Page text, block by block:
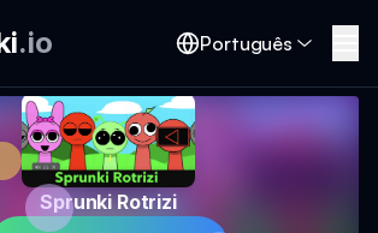
.io Português
Sprunki Rotrizi